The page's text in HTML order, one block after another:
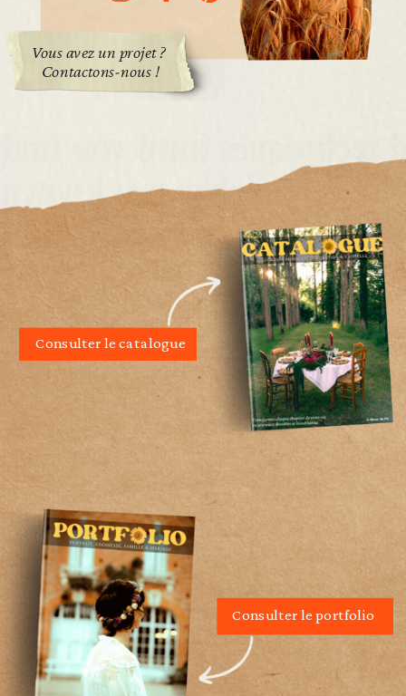
Vous avez un projet ?
Contactons-nous !
Consulter le portfolio
Consulter le catalogue